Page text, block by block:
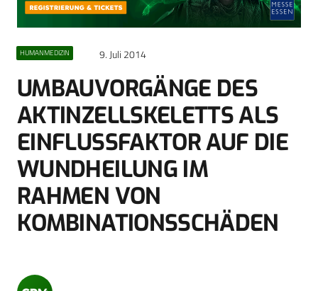
HUMANMEDIZIN 9. Juli 2014
UMBAUVORGÄNGE DES
AKTINZELLSKELETTS ALS
EINFLUSSFAKTOR AUF DIE
WUNDHEILUNG IM
RAHMEN VON
KOMBINATIONSSCHÄDEN